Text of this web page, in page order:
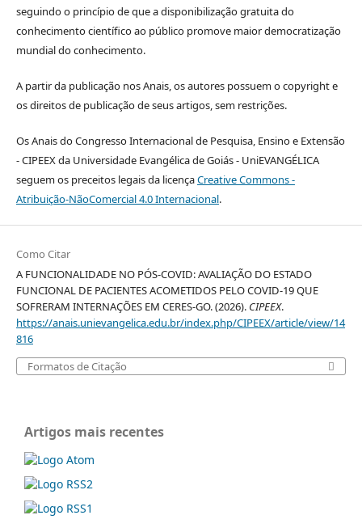
seguindo o princípio de que a disponibilização gratuita do
conhecimento científico ao público promove maior democratização
mundial do conhecimento.
A partir da publicação nos Anais, os autores possuem o copyright e
os direitos de publicação de seus artigos, sem restrições.
Os Anais do Congresso Internacional de Pesquisa, Ensino e Extensão
- CIPEEX da Universidade Evangélica de Goiás - UniEVANGÉLICA
seguem os preceitos legais da licençaCreative Commons -
Atribuição-NãoComercial 4.0 Internacional.
Como Citar
A FUNCIONALIDADE NO PÓS-COVID: AVALIAÇÃO DO ESTADO
FUNCIONAL DE PACIENTES ACOMETIDOS PELO COVID-19 QUE
SOFRERAM INTERNAÇÕES EM CERES-GO. (2026). CIPEEX.
https://anais.unievangelica.edu.br/index.php/CIPEEX/article/view/14
816
Formatos de Citação
Artigos mais recentes